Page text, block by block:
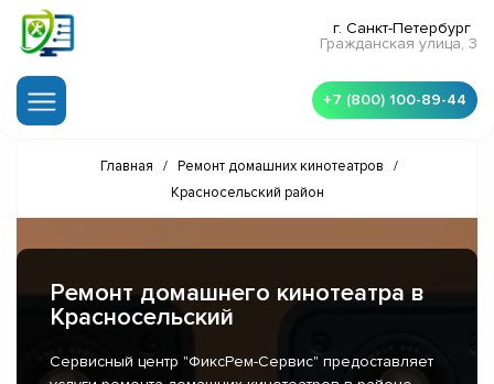
г. Санкт-Петербург
Гражданская улица, 3
+7 (800) 100-89-44
Главная / Ремонт домашних кинотеатров
/
Красносельский район
Ремонт домашнего кинотеатра в
Красносельский
Сервисный центр "ФиксРем-Сервис" предоставляет